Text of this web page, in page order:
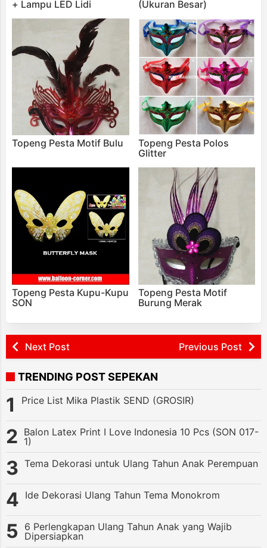
+ Lampu LED Lidi (Ukuran Besar)
Topeng Pesta Motif Bulu
Topeng Pesta Polos
Glitter
Topeng Pesta Kupu-Kupu
SON
Topeng Pesta Motif
Burung Merak
Next Post Previous Post
TRENDING POST SEPEKAN
Price List Mika Plastik SEND (GROSIR)
Balon Latex Print I Love Indonesia 10 Pcs (SON 017-
1)
Tema Dekorasi untuk Ulang Tahun Anak Perempuan
Ide Dekorasi Ulang Tahun Tema Monokrom
6 Perlengkapan Ulang Tahun Anak yang Wajib
Dipersiapkan